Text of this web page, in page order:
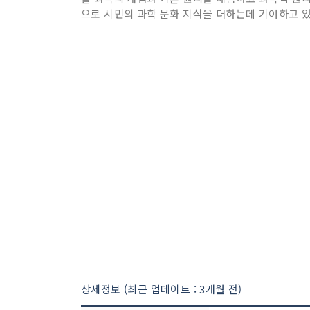
으로 시민의 과학 문화 지식을 더하는데 기여하고
상세정보 (최근 업데이트 : 3개월 전)